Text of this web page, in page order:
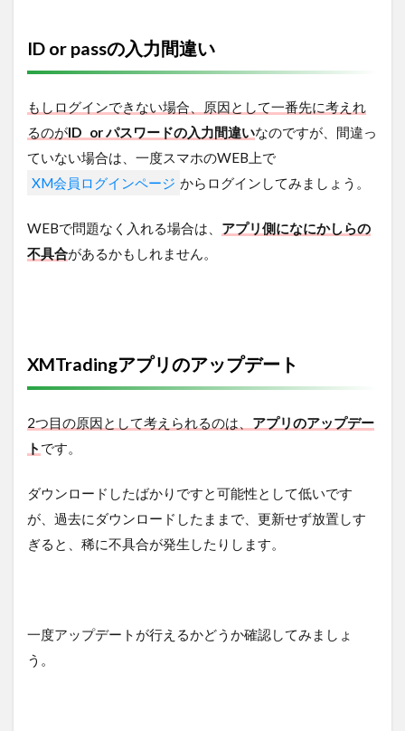
ID or passの入力間違い
もしログインできない場合、原因として一番先に考えれ
るのがID or パスワードの入力間違いなのですが、間違っ
ていない場合は、一度スマホのWEB上で
XM会員ログインページ からログインしてみましょう。
WEBで問題なく入れる場合は、 アプリ側になにかしらの
不具合があるかもしれません。
XMTradingアプリのアップデート
2つ目の原因として考えられるのは、 アプリのアップデー
ト です。
ダウンロードしたばかりですと可能性として低いです
が、過去にダウンロードしたままで、更新せず放置しす
ぎると、稀に不具合が発生したりします。
一度アップデートが行えるかどうか確認してみましょ
う。